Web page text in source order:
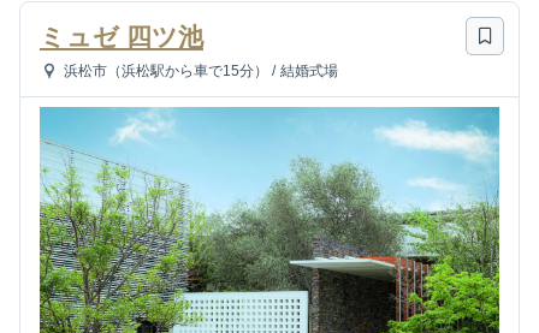
ミュゼ 四ツ池
浜松市（浜松駅から車で15分） / 結婚式場